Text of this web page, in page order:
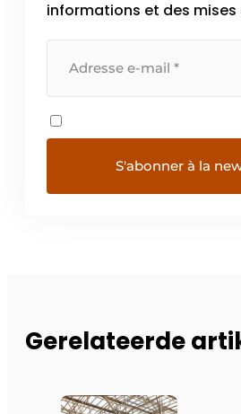
informations et des mises
Gerelateerde